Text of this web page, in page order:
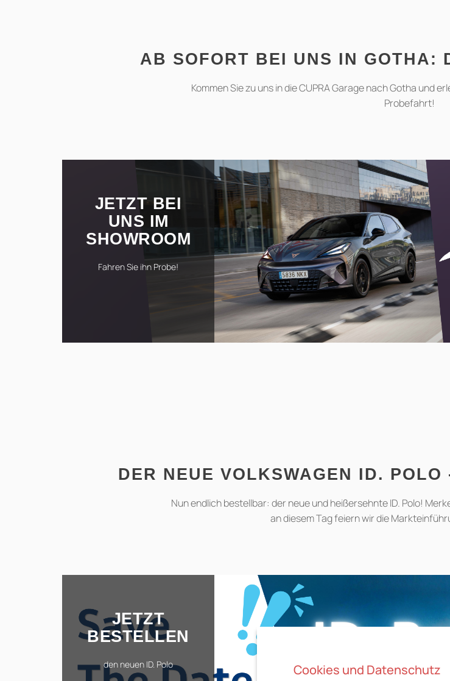
AB SOFORT BEI UNS IN GOTHA:
Kommen Sie zu uns in die CUPRA Garage nach Gotha und
Probefahrt!
JETZT BEI
UNS IM
SHOWROOM
Fahren Sie ihn Probe!
DER NEUE VOLKSWAGEN ID.
Nun endlich bestellbar: der neue und heißersehnte ID. Polo!
an diesem Tag feiern wir die
JETZT
BESTELLEN
den neuen ID. Polo Cookies und Datenschutz